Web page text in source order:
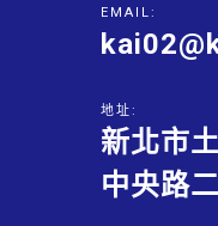
EMAIL:
地址:
新北市
中央路